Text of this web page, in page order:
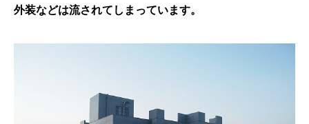
外装などは流されてしまっています。